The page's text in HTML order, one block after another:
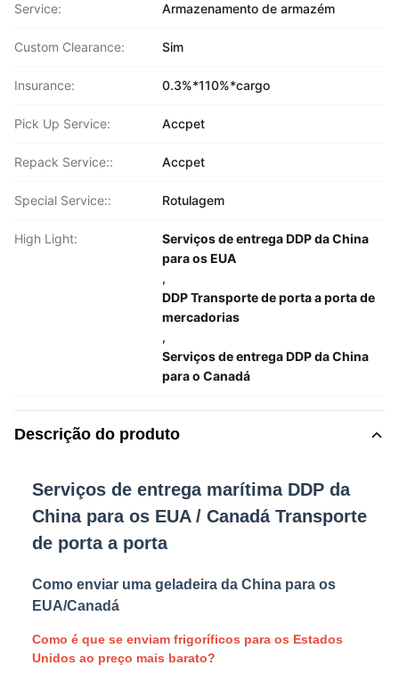
Service: Armazenamento de armazém
Custom Clearance: Sim
Insurance: 0.3%*110%*cargo
Pick Up Service: Accpet
Repack Service:: Accpet
Special Service:: Rotulagem
High Light:
Serviços de entrega DDP da China
para os EUA
,
DDP Transporte de porta a porta de
mercadorias
,
Serviços de entrega DDP da China
para o Canadá
Descrição do produto
Serviços de entrega marítima DDP da
China para os EUA / Canadá Transporte
de porta a porta
Como enviar uma geladeira da China para os
EUA/Canadá
Como é que se enviam frigoríficos para os Estados
Unidos ao preço mais barato?